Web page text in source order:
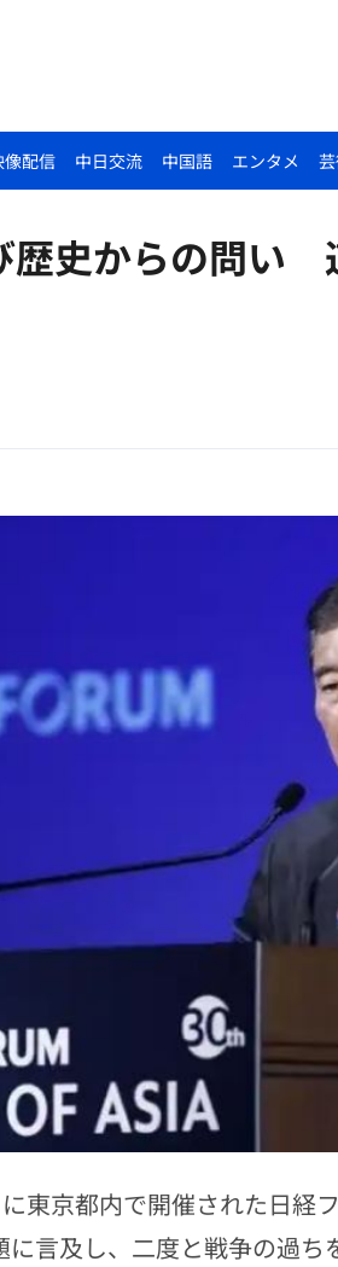
像配信 中日交流 中国語 エンタメ
歴史からの問い
東京都内で開催された日経
言及し、二度と戦争の過ち